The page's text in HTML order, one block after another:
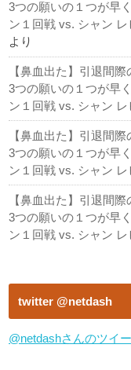
3つの願いの１つが早
ン１回戦 vs. シャン レ
より
【鼻血出た】引退間
3つの願いの１つが早
ン１回戦 vs. シャン レ
【鼻血出た】引退間
3つの願いの１つが早
ン１回戦 vs. シャン レ
【鼻血出た】引退間
3つの願いの１つが早
ン１回戦 vs. シャン レ
twitter @netdash
@netdashさんのツイ